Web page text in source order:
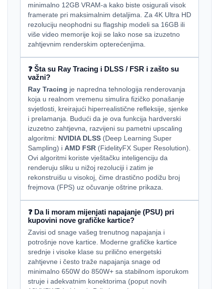
minimalno 12GB VRAM-a kako biste osigurali visok
framerate pri maksimalnim detaljima. Za 4K Ultra HD
rezoluciju neophodni su flagship modeli sa 16GB ili
više video memorije koji se lako nose sa izuzetno
zahtjevnim renderskim opterećenjima.
❓ Šta su Ray Tracing i DLSS / FSR i zašto su
važni?
Ray Tracing je napredna tehnologija renderovanja
koja u realnom vremenu simulira fizičko ponašanje
svjetlosti, kreirajući hiperrealistične refleksije, sjenke
i prelamanja. Budući da je ova funkcija hardverski
izuzetno zahtjevna, razvijeni su pametni upscaling
algoritmi: NVIDIA DLSS (Deep Learning Super
Sampling) i AMD FSR (FidelityFX Super Resolution).
Ovi algoritmi koriste vještačku inteligenciju da
renderuju sliku u nižoj rezoluciji i zatim je
rekonstruišu u visokoj, čime drastično podižu broj
frejmova (FPS) uz očuvanje oštrine prikaza.
❓ Da li moram mijenjati napajanje (PSU) pri
kupovini nove grafičke kartice?
Zavisi od snage vašeg trenutnog napajanja i
potrošnje nove kartice. Moderne grafičke kartice
srednje i visoke klase su prilično energetski
zahtjevne i često traže napajanja snage od
minimalno 650W do 850W+ sa stabilnom isporukom
struje i adekvatnim konektorima (poput novih